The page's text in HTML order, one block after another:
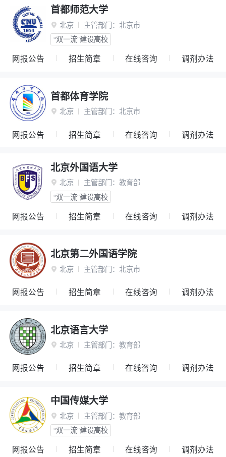
首都师范大学
 北京 主管部门： 北京市
“双一流”建设高校
网报公告 招生简章 在线咨询 调剂办法
首都体育学院
 北京 主管部门： 北京市
网报公告 招生简章 在线咨询 调剂办法
北京外国语大学
 北京 主管部门： 教育部
“双一流”建设高校
网报公告 招生简章 在线咨询 调剂办法
北京第二外国语学院
 北京 主管部门： 北京市
网报公告 招生简章 在线咨询 调剂办法
北京语言大学
 北京 主管部门： 教育部
网报公告 招生简章 在线咨询 调剂办法
中国传媒大学
 北京 主管部门： 教育部
“双一流”建设高校
网报公告 招生简章 在线咨询 调剂办法